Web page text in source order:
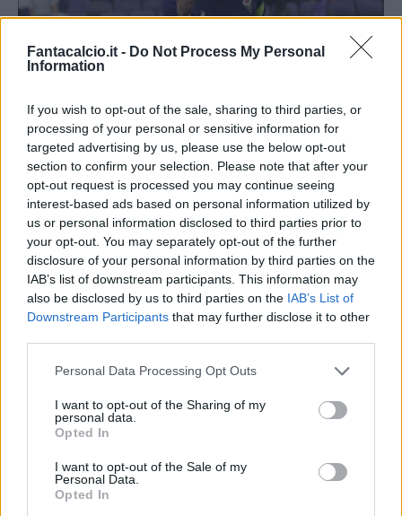
Fantacalcio.it - Do Not Process My Personal
Information
If you wish to opt-out of the sale, sharing to third parties, or
processing of your personal or sensitive information for
targeted advertising by us, please use the below opt-out
section to confirm your selection. Please note that after your
opt-out request is processed you may continue seeing
interest-based ads based on personal information utilized by
us or personal information disclosed to third parties prior to
your opt-out. You may separately opt-out of the further
disclosure of your personal information by third parties on the
IAB’s list of downstream participants. This information may
also be disclosed by us to third parties on the IAB’s List of
Downstream Participants that may further disclose it to other
Personal Data Processing Opt Outs
I want to opt-out of the Sharing of my
personal data.
Opted In
I want to opt-out of the Sale of my
Personal Data.
Opted In
Gonzalo Rodriguez (Getty Images)
Defezione importante in casaFiorentinaper la
sfida di stasera contro laLazio. I viola dovranno
fare a meno di
Gonzalo Rodriguez
: secondo
quanto comunicato dalla società sul suo sito
ufficiale, il difensore argentino è rimasto vittima
di un attacco di gastroenterite febbrile.
Al posto di Gonzalo Sousa ha schierato dal 1’ De
Maio.
Redazione Fantacalcio.it